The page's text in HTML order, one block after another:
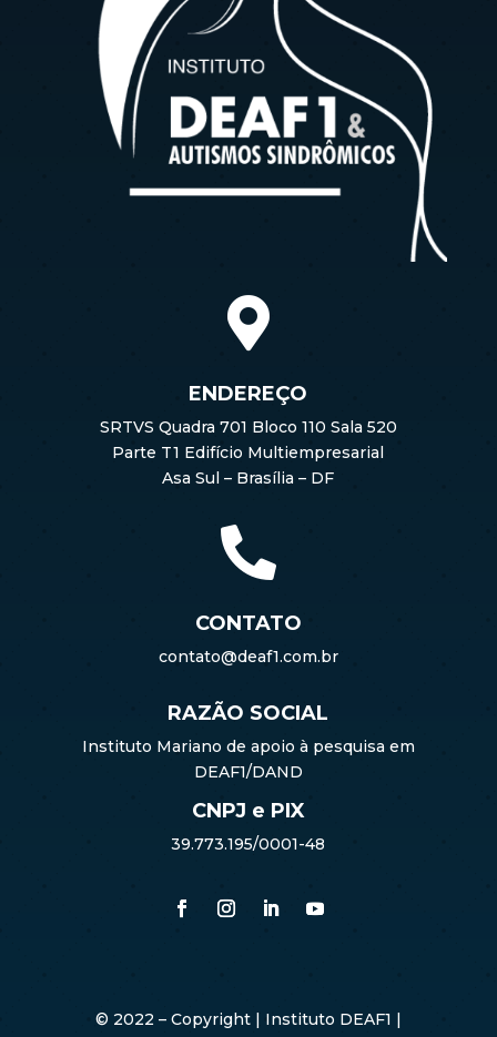

ENDEREÇO
SRTVS Quadra 701 Bloco 110 Sala 520
Parte T1 Edifício Multiempresarial
Asa Sul – Brasília – DF

CONTATO
contato@deaf1.com.br
RAZÃO SOCIAL
Instituto Mariano de apoio à pesquisa em
DEAF1/DAND
CNPJ e PIX
39.773.195/0001-48
©️ 2022 – Copyright | Instituto DEAF1 |